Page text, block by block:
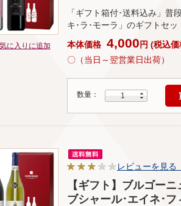
に入りに追加
「ギフト箱付･送料込み」
キ･ラ･モーラ」のギフトセッ
本体価格 4,000円 (税込価
〇（当日～翌営業日出荷）
数量： 1
レビューを見る
【ギフト】ブルゴー
ブシャール･エイネ･